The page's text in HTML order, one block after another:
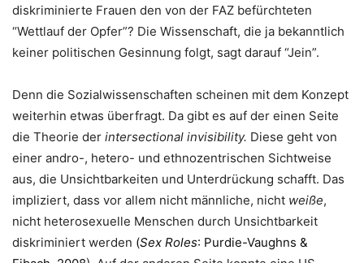
diskriminierte Frauen den von der FAZ befürchteten
“Wettlauf der Opfer”? Die Wissenschaft, die ja bekanntlich
keiner politischen Gesinnung folgt, sagt darauf “Jein”.
Denn die Sozialwissenschaften scheinen mit dem Konzept
weiterhin etwas überfragt. Da gibt es auf der einen Seite
die Theorie der intersectional invisibility. Diese geht von
einer andro-, hetero- und ethnozentrischen Sichtweise
aus, die Unsichtbarkeiten und Unterdrückung schafft. Das
impliziert, dass vor allem nicht männliche, nicht weiße,
nicht heterosexuelle Menschen durch Unsichtbarkeit
diskriminiert werden (Sex Roles: Purdie-Vaughns &